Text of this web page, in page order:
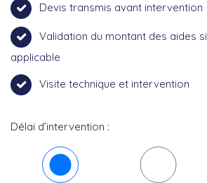
Devis transmis avant intervention
Validation du montant des aides si
applicable
Visite technique et intervention
Délai d’intervention :